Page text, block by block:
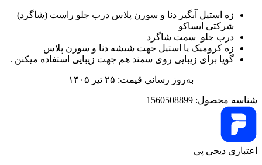
زه استیل آبگیر دنا و سورن پلاس درب جلو راست (شاگرد)
شرکتی ایساکو
درب جلو سمت شاگرد
زه کرومیک یا استیل جهت شیشه دنا و سورن پلاس
گویا برای زیبایی روی سمند هم جهت زیبایی استفاده میکنن .
به‌روز رسانی قیمت: ۲۵ تیر ۱۴۰۵
شناسه محصول: 1560508899
اعتباری دیجی پی